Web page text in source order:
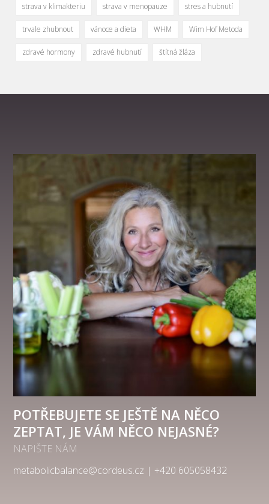
strava v klimakteriu strava v menopauze stres a hubnutí
trvale zhubnout vánoce a dieta WHM Wim Hof Metoda
zdravé hormony zdravé hubnutí štítná žláza
POTŘEBUJETE SE JEŠTĚ NA NĚCO
ZEPTAT, JE VÁM NĚCO NEJASNÉ?
NAPIŠTE NÁM
metabolicbalance@cordeus.cz | +420 605058432